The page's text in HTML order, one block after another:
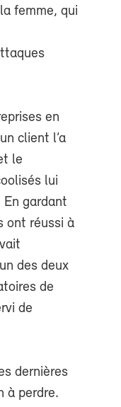
femme, qui
en
client l’a
le
lui
gardant
ont réussi à
des deux
de
de
dernières
à perdre.